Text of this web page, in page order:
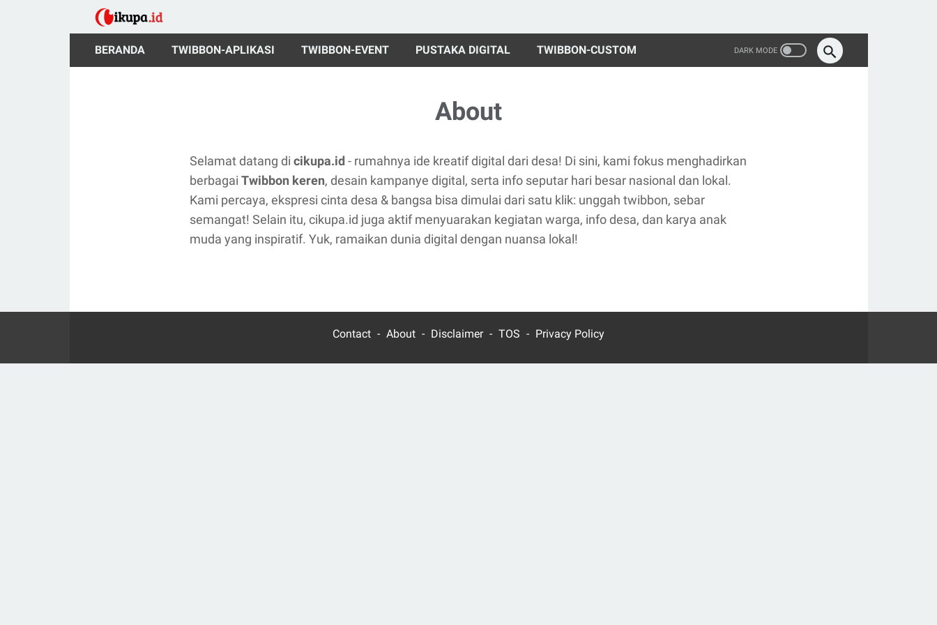
BERANDA TWIBBON-APLIKASI TWIBBON-EVENT PUSTAKA DIGITAL TWIBBON-CUSTOM
About
Selamat datang di cikupa.id- rumahnya ide kreatif digital dari desa! Di sini, kami fokus menghadirkan
berbagai Twibbon keren, desain kampanye digital, serta info seputar hari besar nasional dan lokal.
Kami percaya, ekspresi cinta desa & bangsa bisa dimulai dari satu klik: unggah twibbon, sebar
semangat! Selain itu, cikupa.id juga aktif menyuarakan kegiatan warga, info desa, dan karya anak
muda yang inspiratif. Yuk, ramaikan dunia digital dengan nuansa lokal!
Contact About Disclaimer TOS Privacy Policy